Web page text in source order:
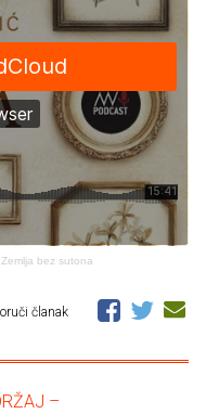
bez sutona
članak
–